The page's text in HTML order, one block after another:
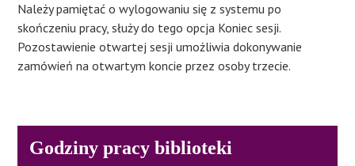
​Należy pamiętać o wylogowaniu się z systemu po
skończeniu pracy, służy do tego opcja Koniec sesji.
Pozostawienie otwartej sesji umożliwia dokonywanie
zamówień na otwartym koncie przez osoby trzecie.
Godziny pracy biblioteki